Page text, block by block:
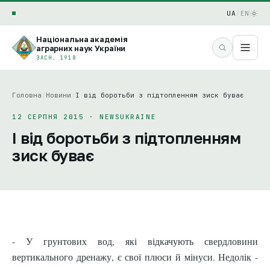
UA EN
Національна академія
аграрних наук України
ЗАСН. 1918
Головна Новини І від боротьби з підтопленням зиск буває
12 СЕРПНЯ 2015 · NEWSUKRAINE
І від боротьби з підтопленням
зиск буває
- У грунтових вод, які відкачують свердловини
вертикального дренажу, є свої плюси й мінуси. Недолік -